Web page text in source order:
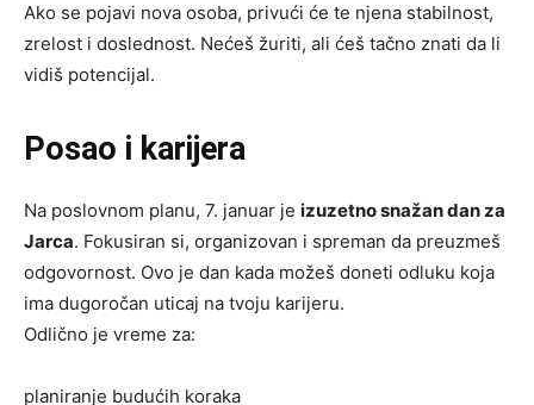
Ako se pojavi nova osoba, privući će te njena stabilnost,
zrelost i doslednost. Nećeš žuriti, ali ćeš tačno znati da li
vidiš potencijal.
Posao i karijera
Na poslovnom planu, 7. januar je izuzetno snažan dan za
Jarca. Fokusiran si, organizovan i spreman da preuzmeš
odgovornost. Ovo je dan kada možeš doneti odluku koja
ima dugoročan uticaj na tvoju karijeru.
Odlično je vreme za:
planiranje budućih koraka